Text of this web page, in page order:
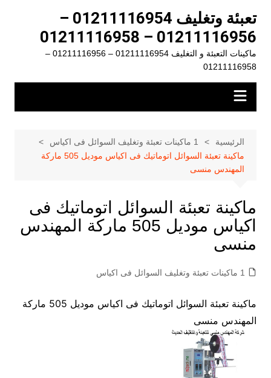
المحتوى
تعبئة وتغليف 01211116954 –
01211116956 – 01211116958
ماكينات التعبئة و التغليف 01211116954 – 01211116956 –
01211116958
الرئيسية
1 ماكينات تعبئة وتغليف السوائل فى اكياس
ماكينة تعبئة السوائل اتوماتيك فى اكياس موديل 505 ماركة
المهندس منسى
ماكينة تعبئة السوائل اتوماتيك فى
اكياس موديل 505 ماركة المهندس
منسى
1 ماكينات تعبئة وتغليف السوائل فى اكياس
ماكينة تعبئة السوائل اتوماتيك فى اكياس موديل 505 ماركة
المهندس منسى